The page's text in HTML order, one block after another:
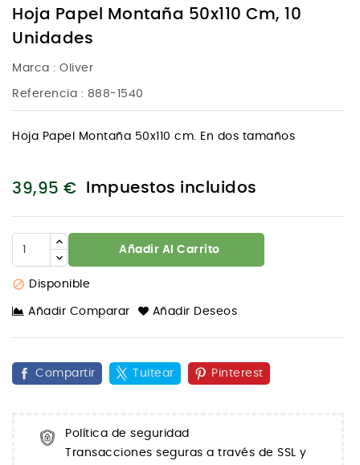
Hoja Papel Montaña 50x110 Cm, 10
Unidades
Marca : Oliver
Referencia : 888-1540
Hoja Papel Montaña 50x110 cm. En dos tamaños
39,95 € Impuestos incluidos
Añadir Al Carrito
 Disponible
Añadir Comparar Añadir Deseos
Compartir Tuitear Pinterest
Política de seguridad
Transacciones seguras a través de SSL y